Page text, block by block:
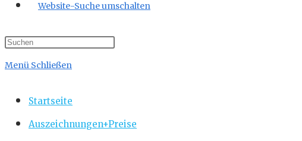
Website-Suche umschalten
Menü Schließen
Startseite
Auszeichnungen+Preise